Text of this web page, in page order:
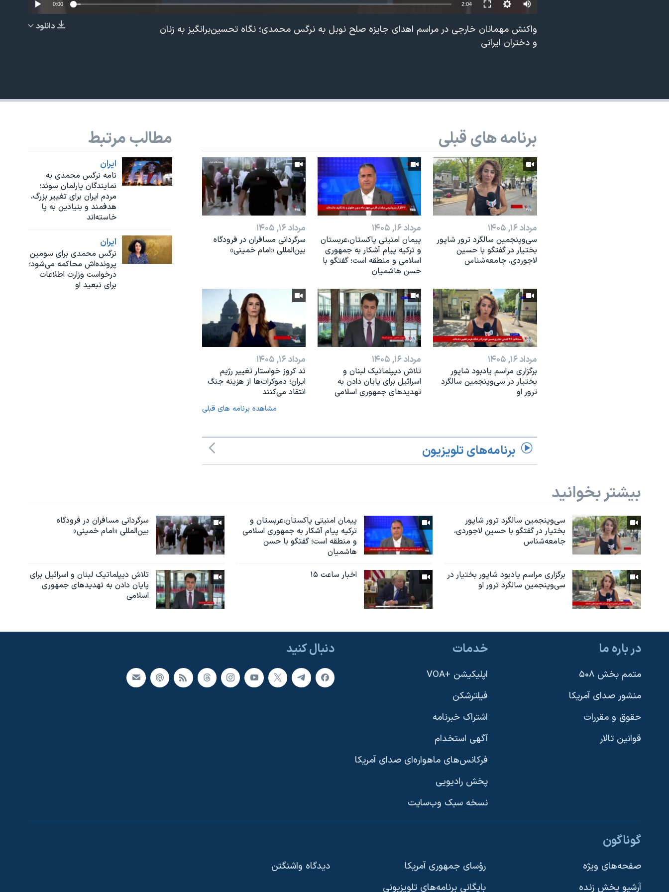
دنبال کنید
EMBED
0:00 2:04
دانلود
واکنش مهمانان خارجی در مراسم اهدای جایزه صلح نوبل به نرگس محمدی؛ نگاه تحسین‌برانگیز به زنان
و دختران ایرانی
مطالب مرتبط
ايران
نامه نرگس محمدی به
نمایندگان پارلمان سوئد؛
مردم ایران برای تغییر بزرگ،
هدفمند و بنیادین به پا
خاسته‌اند
ايران
نرگس محمدی برای سومین
پرونده‌اش محاکمه می‌شود؛
درخواست وزارت اطلاعات
برای تبعید او
برنامه های قبلی
مرداد ۱۶, ۱۴۰۵
سی‌وپنجمین سالگرد ترور شاپور
بختیار در گفتگو با حسین
لاجوردی، جامعه‌شناس
مرداد ۱۶, ۱۴۰۵
پیمان امنیتی پاکستان،عربستان
و ترکیه پیام آشکار به جمهوری
اسلامی و منطقه است؛ گفتگو با
حسن هاشمیان
مرداد ۱۶, ۱۴۰۵
سرگردانی مسافران در فرودگاه
بین‌المللی «امام خمینی»
مرداد ۱۶, ۱۴۰۵
برگزاری مراسم یادبود شاپور
بختیار در سی‌وپنجمین سالگرد
ترور او
مرداد ۱۶, ۱۴۰۵
تلاش دیپلماتیک لبنان و
اسرائیل برای پایان دادن بە
تهدیدهای جمهوری اسلامی
مرداد ۱۶, ۱۴۰۵
تد کروز خواستار تغییر رژیم
ایران؛ دموکرات‌ها از هزینه جنگ
انتقاد می‌کنند
مشاهده برنامه های قبلی
برنامه‌های تلویزیون
بیشتر بخوانید
سی‌وپنجمین سالگرد ترور شاپور
بختیار در گفتگو با حسین لاجوردی،
جامعه‌شناس
پیمان امنیتی پاکستان،عربستان و
ترکیه پیام آشکار به جمهوری اسلامی
و منطقه است؛ گفتگو با حسن
هاشمیان
سرگردانی مسافران در فرودگاه
بین‌المللی «امام خمینی»
برگزاری مراسم یادبود شاپور بختیار در
سی‌وپنجمین سالگرد ترور او
اخبار ساعت ۱۵
تلاش دیپلماتیک لبنان و اسرائیل برای
پایان دادن بە تهدیدهای جمهوری
اسلامی
دنبال کنید در باره ما
متمم بخش ۵۰۸
منشور صدای آمریکا
حقوق و مقررات
قوانین تالار
خدمات
اپلیکیشن +VOA
فیلترشکن
اشتراک خبرنامه
آگهی استخدام
فرکانس‌های ماهواره‌ای صدای آمریکا
پخش رادیویی
نسخه سبک وب‌سایت
گوناگون
صفحه‌های ویژه
آرشیو پخش زنده
رؤسای جمهوری آمریکا
بایگانی برنامه‌های تلویزیونی
دیدگاه‌ واشنگتن